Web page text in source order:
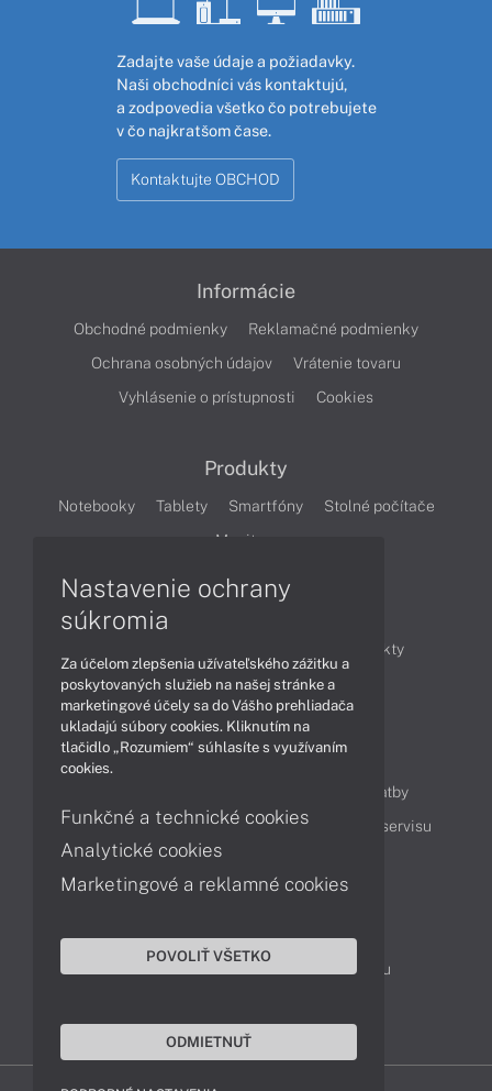
Zadajte vaše údaje a požiadavky.
Naši obchodníci vás kontaktujú,
a zodpovedia všetko čo potrebujete
v čo najkratšom čase.
Kontaktujte OBCHOD
Informácie
Obchodné podmienky
Reklamačné podmienky
Ochrana osobných údajov
Vrátenie tovaru
Vyhlásenie o prístupnosti
Cookies
Produkty
Notebooky Tablety Smartfóny
Stolné počítače
Monitory
Produkty
Technológie
Videá
Obsah
Možnosti doručenia a platby
Podpora a servis
Servisné služby Cenník servisu
Kontakty
043 4224 771
Obchodné oddelenie
Reklamácia tovaru
Nastavenie ochrany
súkromia
Za účelom zlepšenia užívateľského zážitku a
poskytovaných služieb na našej stránke a
marketingové účely sa do Vášho prehliadača
ukladajú súbory cookies. Kliknutím na
tlačidlo „Rozumiem“ súhlasíte s využívaním
cookies.
Funkčné a technické cookies
Analytické cookies
Marketingové a reklamné cookies
POVOLIŤ VŠETKO
ODMIETNUŤ